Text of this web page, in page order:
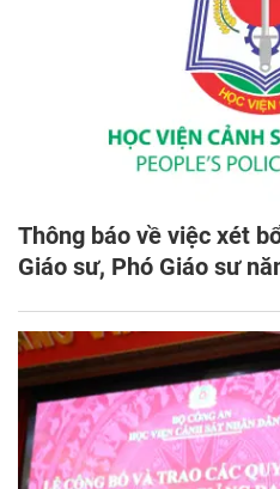
Thông báo về việc xét
Giáo sư, Phó Giáo sư